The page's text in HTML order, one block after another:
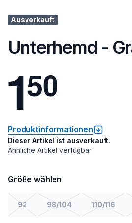
Ausverkauft
Unterhemd -
150
Produktinformationen
Dieser Artikel ist ausverkauft.
Ähnliche Artikel verfügbar
Größe wählen
92 98/104 110/116